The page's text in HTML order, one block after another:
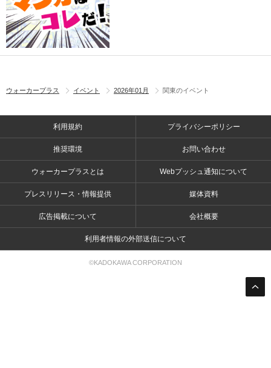
ウォーカープラス イベント 2026年01月 関東のイベント
利用規約 プライバシーポリシー
推奨環境 お問い合わせ
ウォーカープラスとは Webプッシュ通知について
プレスリリース・情報提供 媒体資料
広告掲載について 会社概要
利用者情報の外部送信について
©KADOKAWA CORPORATION